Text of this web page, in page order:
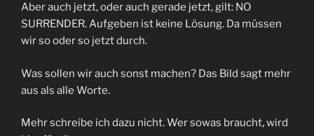
Aber auch jetzt, oder auch gerade jetzt, gilt: NO
SURRENDER. Aufgeben ist keine Lösung. Da müssen
wir so oder so jetzt durch.
Was sollen wir auch sonst machen? Das Bild sagt mehr
aus als alle Worte.
Mehr schreibe ich dazu nicht. Wer sowas braucht, wird